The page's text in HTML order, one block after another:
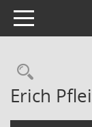
Toggle navigation
Erich